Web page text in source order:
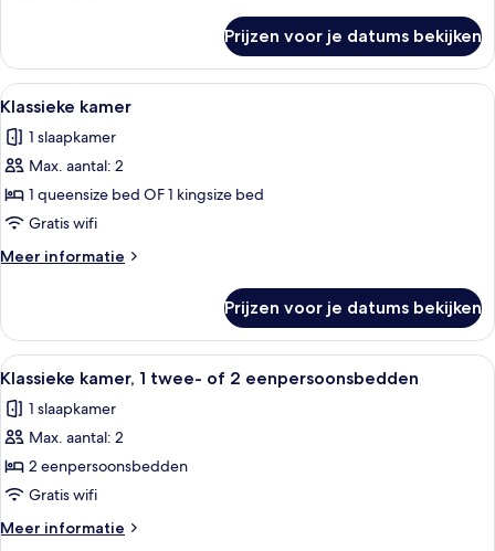
Prijzen voor je datums bekijken
Alle
foto's
voor
Klassieke
kamer
laden
Een hotelkamer met een groot bed,
7
Klassieke kamer
1 slaapkamer
Max. aantal: 2
1 queensize bed OF 1 kingsize bed
Gratis wifi
Meer informatie
Meer
kamer
Prijzen voor je datums bekijken
Alle
foto's
voor
Klassieke
kamer,
1
twee-
of
Een hotelkamer met twee bedden,
6
Klassieke kamer, 1 twee- of 2 eenpersoonsbedden
1 slaapkamer
Max. aantal: 2
2 eenpersoonsbedden
Gratis wifi
Meer informatie
Meer